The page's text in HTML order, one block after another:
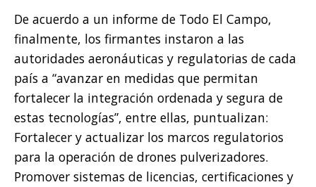
De acuerdo a un informe de Todo El Campo,
finalmente, los firmantes instaron a las
autoridades aeronáuticas y regulatorias de cada
país a “avanzar en medidas que permitan
fortalecer la integración ordenada y segura de
estas tecnologías”, entre ellas, puntualizan:
Fortalecer y actualizar los marcos regulatorios
para la operación de drones pulverizadores.
Promover sistemas de licencias, certificaciones y